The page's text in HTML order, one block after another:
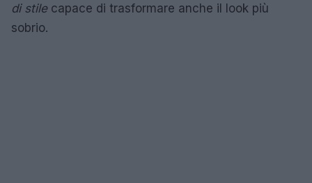
di stilecapace di trasformare anche il look più
sobrio.